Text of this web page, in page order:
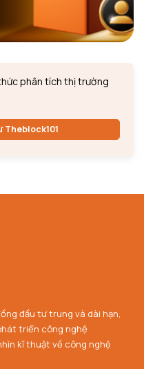
phân tích thị trường
Theblock101
đầu tư trung và dài hạn,
triển công nghệ
kĩ thuật về công nghệ